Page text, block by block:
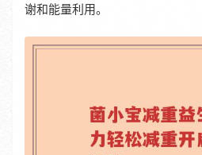
谢和能量利用。